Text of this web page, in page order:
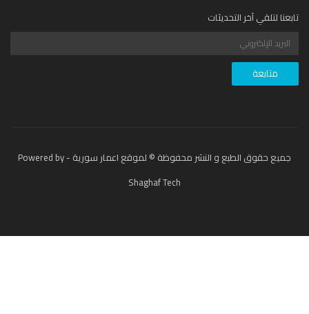
لتلقي آخر التحديثات
جميع حقوق الطبع و النشر محفوظة © لموقع اعمار سورية - Powered by
Shaghaf Tech